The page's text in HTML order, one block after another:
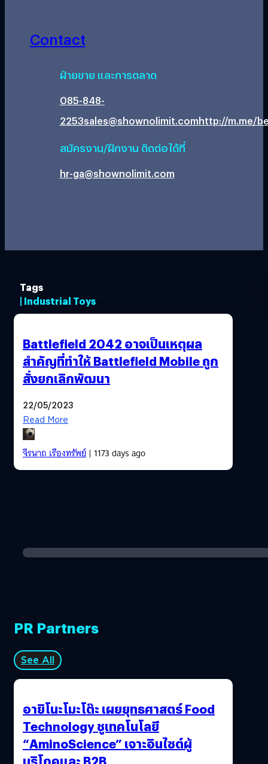
Contact
ฝ่ายขาย และการตลาด
085-848-
2253sales@shownolimit.comhttp://m.me/
สมัครงาน/ฝึกงาน ติดต่อได้ที่
hr-ga@shownolimit.com
Tags
| Industrial Toys
Battlefield 2042 อาจเป็นเหตุผล
สำคัญที่ทำให้ Battlefield Mobile ถูก
สั่งยกเลิกพัฒนา
22/05/2023
Read More
จีรนาถ เรืองทรัพย์| 1173 days ago
PR Partners
See All
อายิโนะโมะโต๊ะ เผยยุทธศาสตร์ Food
Technology ชูเทคโนโลยี
“AminoScience” เจาะอินไซต์ผู้